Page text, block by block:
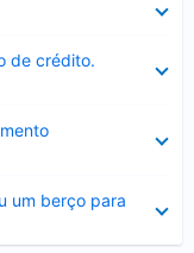
de crédito.
um berço para